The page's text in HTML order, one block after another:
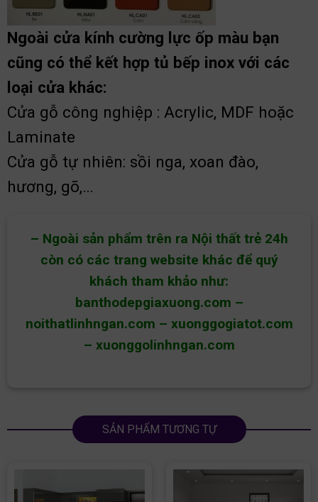
Ngoài cửa kính cường lực ốp màu bạn
cũng có thể kết hợp tủ bếp inox với các
loại cửa khác:
Cửa gỗ công nghiệp : Acrylic, MDF hoặc
Laminate
Cửa gỗ tự nhiên: sồi nga, xoan đào,
hương, gõ,…
– Ngoài sản phẩm trên ra Nội thất trẻ 24h
còn có các trang website khác để quý
khách tham khảo như:
banthodepgiaxuong.com –
noithatlinhngan.com – xuonggogiatot.com
– xuonggolinhngan.com
SẢN PHẨM TƯƠNG TỰ